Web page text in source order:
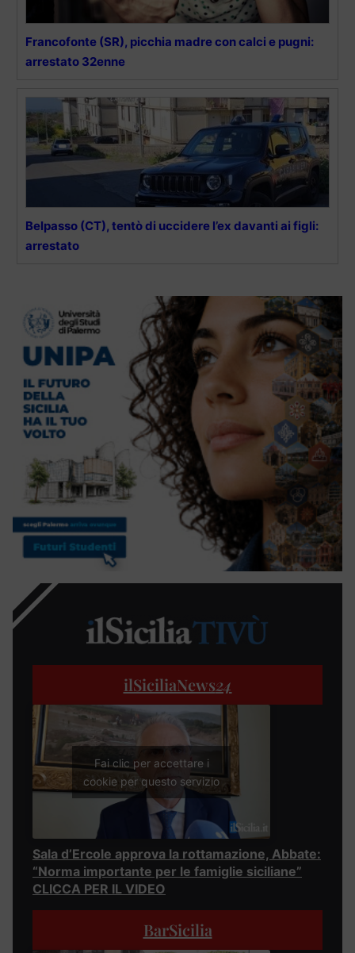
Francofonte (SR), picchia madre con calci e pugni:
arrestato 32enne
Belpasso (CT), tentò di uccidere l’ex davanti ai figli:
arrestato
ilSiciliaNews24
Fai clic per accettare i
cookie per questo servizio
Sala d’Ercole approva la rottamazione, Abbate:
“Norma importante per le famiglie siciliane”
CLICCA PER IL VIDEO
BarSicilia